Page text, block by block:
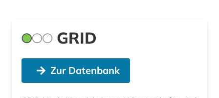
GRID
Zur Datenbank